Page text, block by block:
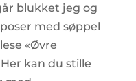
blukket jeg og
med søppel
«Øvre
kan du stille